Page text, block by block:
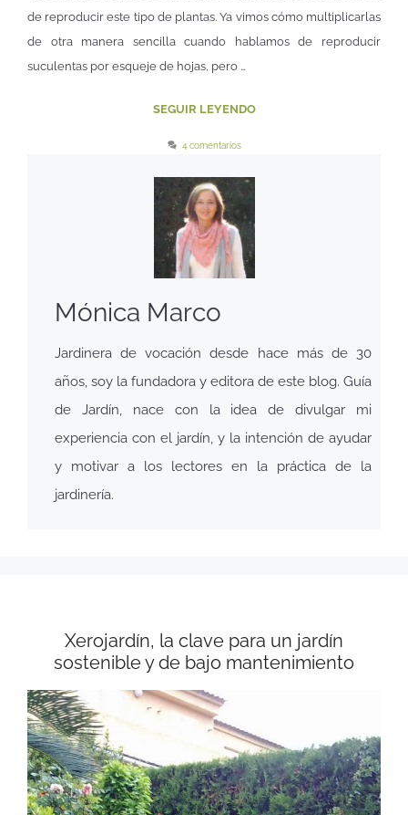
de reproducir este tipo de plantas. Ya vimos cómo multiplicarlas
de otra manera sencilla cuando hablamos de reproducir
suculentas por esqueje de hojas, pero …
SEGUIR LEYENDO
4 comentarios
Mónica Marco
Jardinera de vocación desde hace más de 30
años, soy la fundadora y editora de este blog. Guía
de Jardín, nace con la idea de divulgar mi
experiencia con el jardín, y la intención de ayudar
y motivar a los lectores en la práctica de la
jardinería.
Xerojardín, la clave para un jardín
sostenible y de bajo mantenimiento